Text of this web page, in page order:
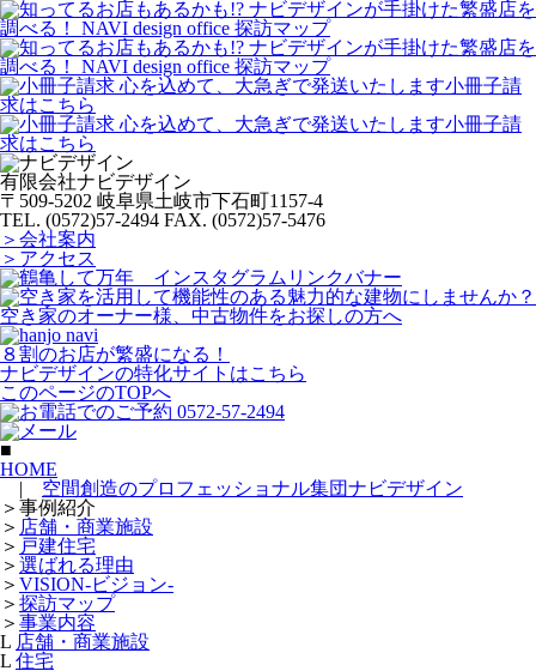
有限会社ナビデザイン
〒509-5202 岐阜県土岐市下石町1157-4
TEL. (0572)57-2494 FAX. (0572)57-5476
＞会社案内
＞アクセス
空き家のオーナー様、中古物件をお探しの方へ
８割のお店が繁盛になる！
ナビデザインの特化サイトはこちら
このページのTOPへ
■
HOME
| 空間創造のプロフェッショナル集団ナビデザイン
＞ 事例紹介
＞ 店舗・商業施設
＞ 戸建住宅
＞ 選ばれる理由
＞ VISION-ビジョン-
＞ 探訪マップ
＞ 事業内容
L 店舗・商業施設
L 住宅